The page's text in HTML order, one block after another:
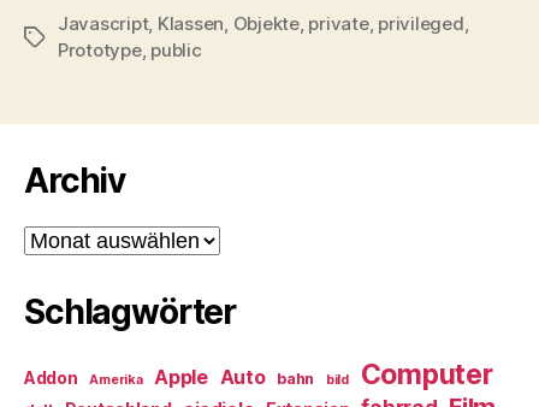
Schlagwörter
Javascript, Klassen, Objekte, private, privileged,
Prototype, public
Archiv
Archiv
Schlagwörter
Addon Amerika Apple Auto bahn bild Computer